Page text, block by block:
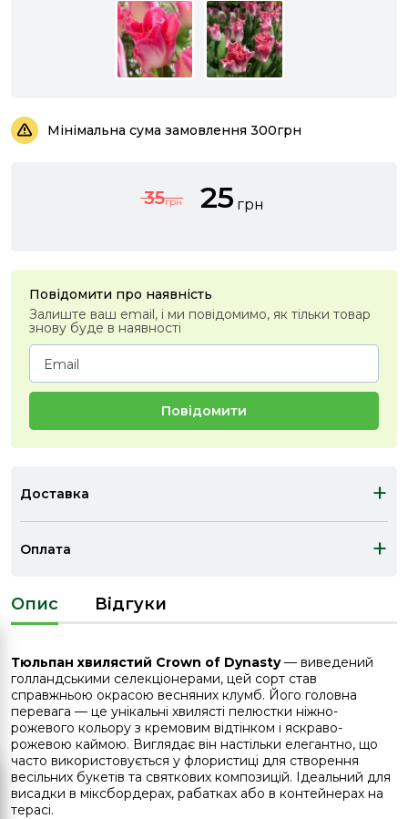
Мінімальна сума замовлення 300грн
35грн 25 грн
Повідомити про наявність
Залиште ваш email, і ми повідомимо, як тільки товар
знову буде в наявності
Повідомити
Доставка +
Оплата +
Опис Відгуки
Тюльпан хвилястий Crown of Dynasty— виведений
голландськими селекціонерами, цей сорт став
справжньою окрасою весняних клумб. Його головна
перевага — це унікальні хвилясті пелюстки ніжно-
рожевого кольору з кремовим відтінком і яскраво-
рожевою каймою. Виглядає він настільки елегантно, що
часто використовується у флористиці для створення
весільних букетів та святкових композицій. Ідеальний для
висадки в міксбордерах, рабатках або в контейнерах на
терасі.